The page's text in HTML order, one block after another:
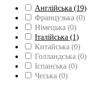
Англійська (19)
Французька (0)
Німецька (0)
Італійська (1)
Китайська (0)
Голландська (0)
Іспанська (0)
Чеська (0)